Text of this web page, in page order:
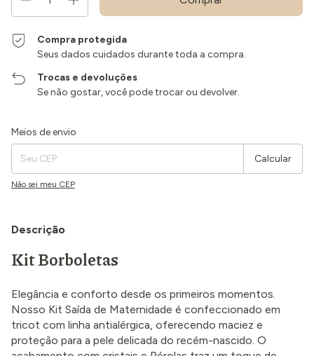
Compra protegida
Seus dados cuidados durante toda a compra.
Trocas e devoluções
Se não gostar, você pode trocar ou devolver.
Entregas para o CEP:
Meios de envio
Calcular
Não sei meu CEP
Descrição
Kit Borboletas
Elegância e conforto desde os primeiros momentos.
Nosso Kit Saída de Maternidade é confeccionado em
tricot com linha antialérgica, oferecendo maciez e
proteção para a pele delicada do recém-nascido. O